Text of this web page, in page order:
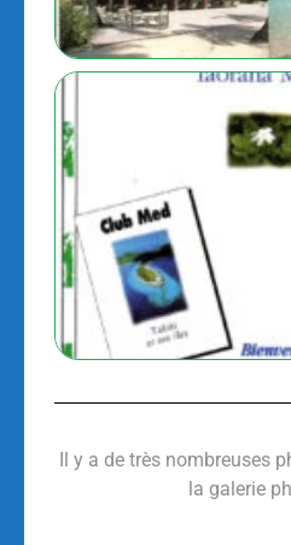
Il y a de très nombreuses
la galerie